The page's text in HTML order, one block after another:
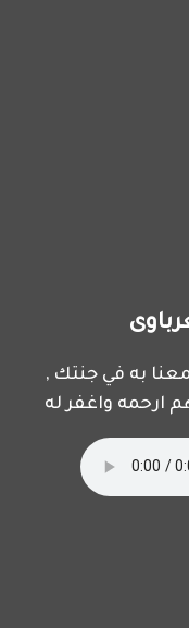
به في جنتك ,
ارحمه واغفر له